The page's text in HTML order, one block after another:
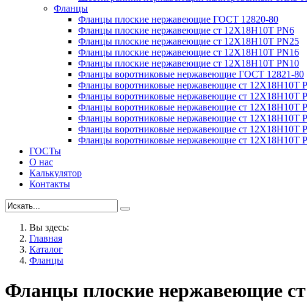
Фланцы
Фланцы плоские нержавеющие ГОСТ 12820-80
Фланцы плоские нержавеющие ст 12Х18Н10Т PN6
Фланцы плоские нержавеющие ст 12Х18Н10Т PN25
Фланцы плоские нержавеющие ст 12Х18Н10Т PN16
Фланцы плоские нержавеющие ст 12Х18Н10Т PN10
Фланцы воротниковые нержавеющие ГОСТ 12821-80
Фланцы воротниковые нержавеющие ст 12Х18Н10Т
Фланцы воротниковые нержавеющие ст 12Х18Н10Т
Фланцы воротниковые нержавеющие ст 12Х18Н10Т
Фланцы воротниковые нержавеющие ст 12Х18Н10Т
Фланцы воротниковые нержавеющие ст 12Х18Н10Т
Фланцы воротниковые нержавеющие ст 12Х18Н10Т
ГОСТы
О нас
Калькулятор
Контакты
Вы здесь:
Главная
Каталог
Фланцы
Фланцы плоские нержавеющие